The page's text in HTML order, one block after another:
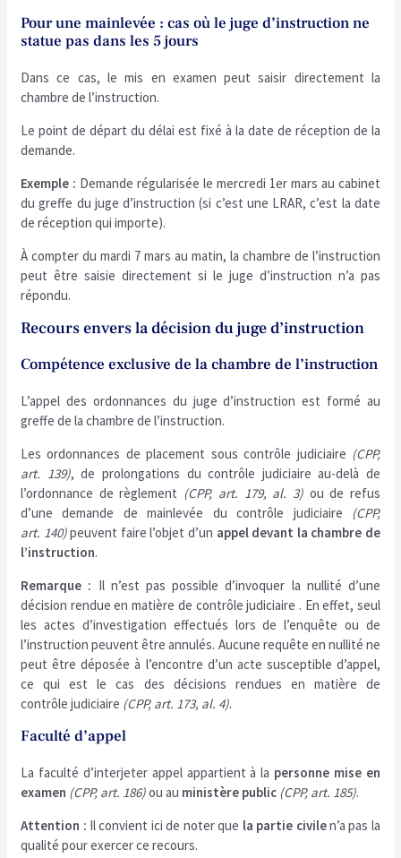
Pour une mainlevée : cas où le juge d’instruction ne
statue pas dans les 5 jours
Dans ce cas, le mis en examen peut saisir directement la
chambre de l’instruction.
Le point de départ du délai est fixé à la date de réception de la
demande.
Exemple : Demande régularisée le mercredi 1er mars au cabinet
du greffe du juge d’instruction (si c’est une LRAR, c’est la date
de réception qui importe).
À compter du mardi 7 mars au matin, la chambre de l’instruction
peut être saisie directement si le juge d’instruction n’a pas
répondu.
Recours envers la décision du juge d’instruction
Compétence exclusive de la chambre de l’instruction
L’appel des ordonnances du juge d’instruction est formé au
greffe de la chambre de l’instruction.
Les ordonnances de placement sous contrôle judiciaire (CPP,
art. 139), de prolongations du contrôle judiciaire au-delà de
l’ordonnance de règlement (CPP, art. 179, al. 3)ou de refus
d’une demande de mainlevée du contrôle judiciaire
(CPP,
art. 140)peuvent faire l’objet d’un appel devant la chambre de
l’instruction.
Remarque : Il n’est pas possible d’invoquer la nullité d’une
décision rendue en matière de contrôle judiciaire . En effet, seul
les actes d’investigation effectués lors de l’enquête ou de
l’instruction peuvent être annulés. Aucune requête en nullité ne
peut être déposée à l’encontre d’un acte susceptible d’appel,
ce qui est le cas des décisions rendues en matière de
contrôle judiciaire (CPP, art. 173, al. 4).
Faculté d’appel
La faculté d’interjeter appel appartient à la personne mise en
examen (CPP, art. 186)ou au ministère public (CPP, art. 185).
Attention : Il convient ici de noter que la partie civilen’a pas la
qualité pour exercer ce recours.